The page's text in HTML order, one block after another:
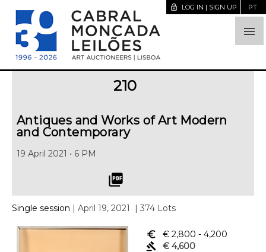

lock_open LOG IN | SIGN UP PT
210
Antiques and Works of Art Modern
and Contemporary
19 April 2021 • 6 PM
picture_as_pdf
Single session | April 19, 2021 | 374 Lots
euro_symbol € 2,800 - 4,200
gavel
€ 4,600